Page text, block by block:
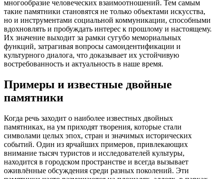
многообразие человеческих взаимоотношений. Тем самым
такие памятники становятся не только объектами искусства,
но и инструментами социальной коммуникации, способными
вдохновлять и пробуждать интерес к прошлому и настоящему.
Их значение выходит за рамки сугубо мемориальных
функций, затрагивая вопросы самоидентификации и
культурного диалога, что доказывает их устойчивую
востребованность и актуальность в наше время.
Примеры и известные двойные
памятники
Когда речь заходит о наиболее известных двойных
памятниках, на ум приходят творения, которые стали
символами целых эпох, стран и значимых исторических
событий. Один из ярчайших примеров, привлекающих
внимание тысяч туристов и исследователей культуры,
находится в городском пространстве и всегда вызывает
оживлённые обсуждения среди разных поколений. Эти